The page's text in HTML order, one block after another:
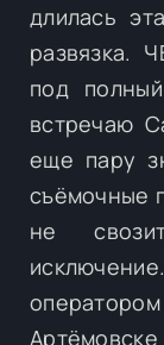
длилась
развязка.
под
встречаю
еще пару
съёмочные
не